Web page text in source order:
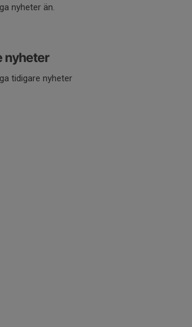
nyheter än.
nyheter
tidigare nyheter